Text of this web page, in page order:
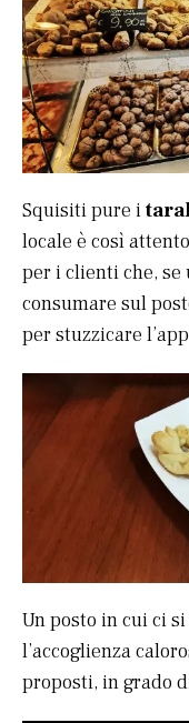
Squisiti pure i
locale è così
per i clienti che, se
consumare sul
per stuzzicare
Un posto in cui ci
l’accoglienza
proposti, in grado